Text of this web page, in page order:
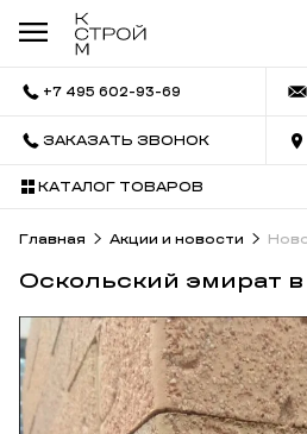
+7 495 602-93-69
ЗАКАЗАТЬ ЗВОНОК
КАТАЛОГ ТОВАРОВ
Главная Акции и новости
Оскольский эмират